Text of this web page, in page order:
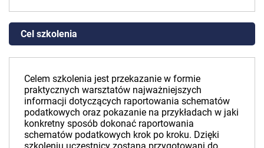
Cel szkolenia
Celem szkolenia jest przekazanie w formie
praktycznych warsztatów najważniejszych
informacji dotyczących raportowania schematów
podatkowych oraz pokazanie na przykładach w jaki
konkretny sposób dokonać raportowania
schematów podatkowych krok po kroku. Dzięki